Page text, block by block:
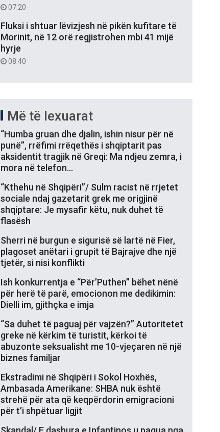
07:20
Fluksi i shtuar lëvizjesh në pikën kufitare të
Morinit, në 12 orë regjistrohen mbi 41 mijë
hyrje
08:40
Më të lexuarat
“Humba gruan dhe djalin, ishin nisur për në
punë”, rrëfimi rrëqethës i shqiptarit pas
aksidentit tragjik në Greqi: Ma ndjeu zemra, i
mora në telefon…
“Kthehu në Shqipëri”/ Sulm racist në rrjetet
sociale ndaj gazetarit grek me origjinë
shqiptare: Je mysafir këtu, nuk duhet të
flasësh
Sherri në burgun e sigurisë së lartë në Fier,
plagoset anëtari i grupit të Bajrajve dhe një
tjetër, si nisi konflikti
Ish konkurrentja e “Për’Puthen” bëhet nënë
për herë të parë, emocionon me dedikimin:
Dielli im, gjithçka e imja
“Sa duhet të paguaj për vajzën?” Autoritetet
greke në kërkim të turistit, kërkoi të
abuzonte seksualisht me 10-vjeçaren në një
biznes familjar
Ekstradimi në Shqipëri i Sokol Hoxhës,
Ambasada Amerikane: SHBA nuk është
strehë për ata që keqpërdorin emigracioni
për t’i shpëtuar ligjit